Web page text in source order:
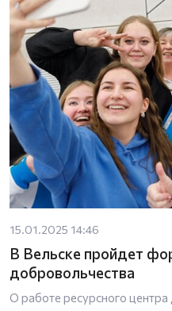
15.01.2025 14:46
В Вельске пройдет
добровольчества
О работе ресурсного